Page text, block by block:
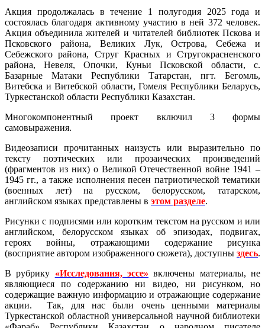
Акция продолжалась в течение 1 полугодия 2025 года и
состоялась благодаря активному участию в ней 372 человек.
Акция объединила жителей и читателей библиотек Пскова и
Псковского района, Великих Лук, Острова, Себежа и
Себежского района, Струг Красных и Стругокрасненского
района, Невеля, Опочки, Куньи Псковской области, с.
Базарные Матаки Республики Татарстан, пгт. Бегомль,
Витебска и Витебской области, Гомеля Республики Беларусь,
Туркестанской области Республики Казахстан.
Многокомпонентный проект включил 3 формы
самовыражения.
Видеозаписи прочитанных наизусть или выразительно по
тексту поэтических или прозаических произведений
(фрагментов из них) о Великой Отечественной войне 1941 –
1945 гг., а также исполнения песен патриотической тематики
(военных лет) на русском, белорусском, татарском,
английском языках представлены в этом разделе.
Рисунки с подписями или коротким текстом на русском и или
английском, белорусском языках об эпизодах, подвигах,
героях войны, отражающими содержание рисунка
(восприятие автором изображенного сюжета), доступны здесь.
В рубрику «Исследования, эссе» включены материалы, не
являющиеся по содержанию ни видео, ни рисунком, но
содержащие важную информацию и отражающие содержание
акции. Так, для нас были очень ценными материалы
Туркестанской областной универсальной научной библиотеки